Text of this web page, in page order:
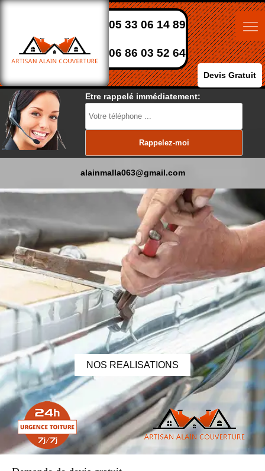
05 33 06 14 89
06 86 03 52 64
Devis Gratuit
Etre rappelé immédiatement:
alainmalla063@gmail.com
NOS REALISATIONS